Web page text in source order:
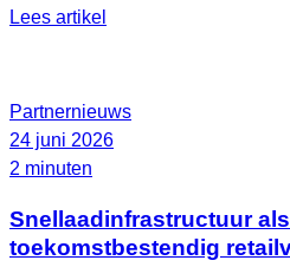
Lees artikel
Partnernieuws
24 juni 2026
2 minuten
Snellaadinfrastructuur
toekomstbestendig